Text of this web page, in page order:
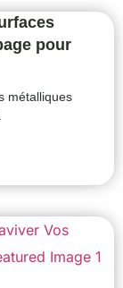
pour
métalliques